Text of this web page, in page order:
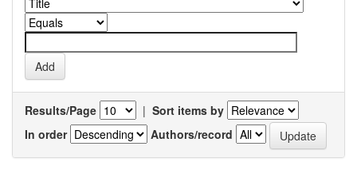
Results/Page | Sort items by
In order
Authors/record